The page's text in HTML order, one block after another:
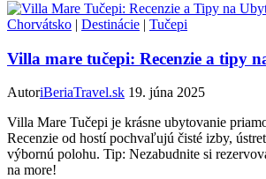
Chorvátsko | Destinácie | Tučepi
Villa mare tučepi: Recenzie a tipy
AutoriBeriaTravel.sk 19. júna 2025
Villa Mare Tučepi je krásne ubytovanie
Recenzie od hostí pochvaľujú čisté izby,
výbornú polohu. Tip: Nezabudnite si
na more!